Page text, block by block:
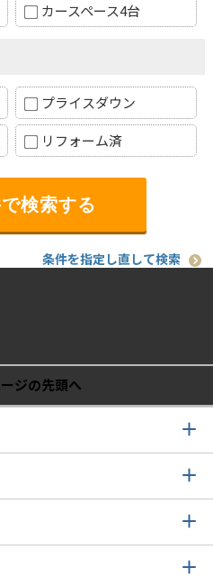
カースペース4台
プライスダウン
リフォーム済
条件を指定し直して検索
ジの先頭へ